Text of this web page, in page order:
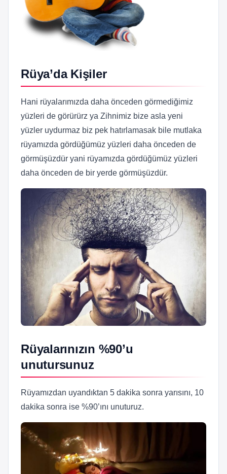
Rüya’da Kişiler
Hani rüyalarımızda daha önceden görmediğimiz
yüzleri de görürürz ya Zihnimiz bize asla yeni
yüzler uydurmaz biz pek hatırlamasak bile mutlaka
rüyamızda gördüğümüz yüzleri daha önceden de
görmüşüzdür yani rüyamızda gördüğümüz yüzleri
daha önceden de bir yerde görmüşüzdür.
Rüyalarınızın %90’u
unutursunuz
Rüyamızdan uyandıktan 5 dakika sonra yarısını, 10
dakika sonra ise %90’ını unuturuz.